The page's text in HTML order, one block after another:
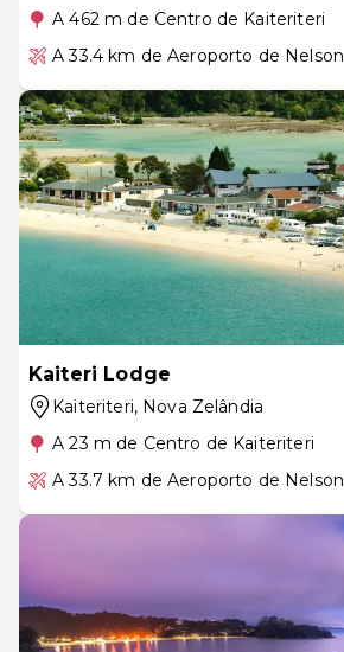
A 462 m de Centro de Kaiteriteri
A 33.4 km de Aeroporto de Nelson
Kaiteri Lodge
Kaiteriteri, Nova Zelândia
A 23 m de Centro de Kaiteriteri
A 33.7 km de Aeroporto de Nelson